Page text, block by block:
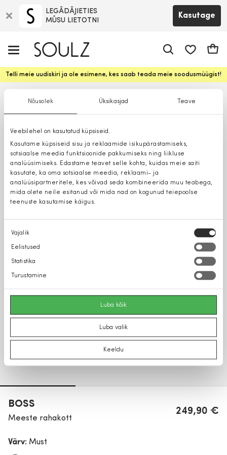
Nõusolek Üksikasjad Teave
Veebilehel on kasutatud küpsiseid.
Kasutame küpsiseid sisu ja reklaamide isikupärastamiseks,
sotsiaalse meedia funktsioonide pakkumiseks ning liikluse
analüüsimiseks. Edastame teavet selle kohta, kuidas meie saiti
kasutate, ka oma sotsiaalse meedia, reklaami- ja
analüüsipartneritele, kes võivad seda kombineerida muu teabega,
mida olete neile esitanud või mida nad on kogunud teiepoolse
teenuste kasutamise käigus.
Nõusoleku
valik
Vajalik
Eelistused
Statistika
Turustamine
Luba kõik
Luba valik
Keeldu
LEGĀDĀJIETIES
MŪSU LIETOTNI
Kasutage
Telli meie uudiskiri ja ole esimene, kes saab teada meie soodusmüügist!
BOSS
Meeste rahakott
249,90 €
Värv: Must